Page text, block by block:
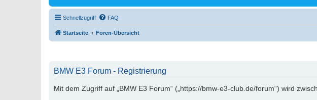
Schnellzugriff FAQ
Startseite Foren-Übersicht
BMW E3 Forum - Registrierung
Mit dem Zugriff auf „BMW E3 Forum“ („https://bmw-e3-club.de/forum“) wird